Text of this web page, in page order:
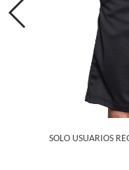
SOLO USUARIOS